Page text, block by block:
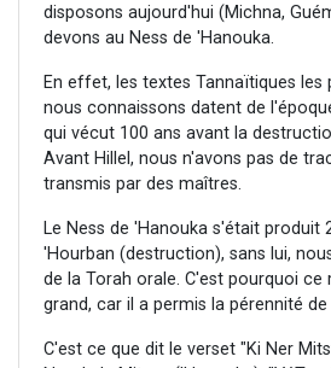
disposons aujourd'hui (Michna,
devons au Ness de 'Hanouka.
En effet, les textes Tannaïtiques les
nous connaissons datent de
qui vécut 100 ans avant la
Avant Hillel, nous n'avons pas de
transmis par des maîtres.
Le Ness de 'Hanouka s'était produit
'Hourban (destruction), sans lui,
de la Torah orale. C'est pourquoi ce
grand, car il a permis la pérennité
C'est ce que dit le verset "Ki Ner